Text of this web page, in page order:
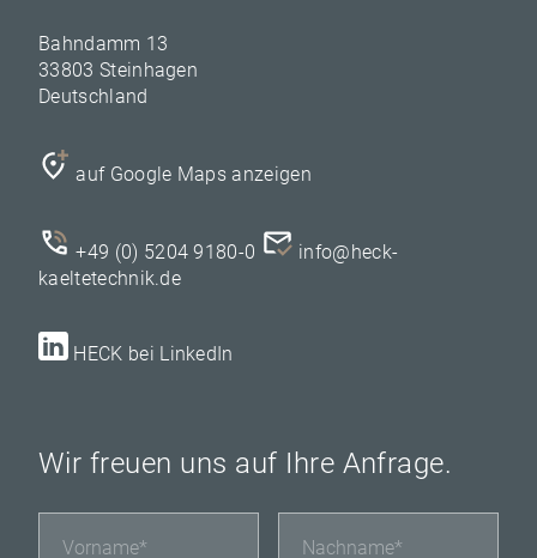
Bahndamm 13
33803 Steinhagen
Deutschland
auf Google Maps anzeigen
+49 (0) 5204 9180-0
info@heck-
kaeltetechnik.de
HECK bei LinkedIn
Wir freuen uns auf Ihre Anfrage.